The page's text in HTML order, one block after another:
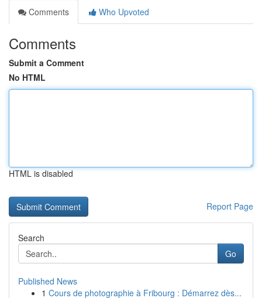
Comments
Who Upvoted
Comments
Submit a Comment
No HTML
HTML is disabled
Report Page
Search
Go
Published News
1 Cours de photographie à Fribourg : Démarrez dès...